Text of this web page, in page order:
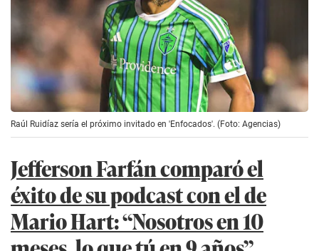
Raúl Ruidíaz sería el próximo invitado en 'Enfocados'. (Foto: Agencias)
Jefferson Farfán comparó el
éxito de su podcast con el de
Mario Hart: “Nosotros en 10